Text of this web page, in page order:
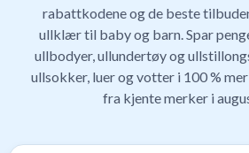
rabattkodene og de beste
ullklær til baby og barn. Spar
ullbodyer, ullundertøy og
ullsokker, luer og votter i 100 %
fra kjente merker i
Gavetips
Nettbutikker
Personlige